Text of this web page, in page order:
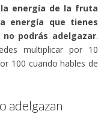
energía de la fruta
energía que tienes
podrás adelgazar.
multiplicar por 10
100 cuando hables de
adelgazan